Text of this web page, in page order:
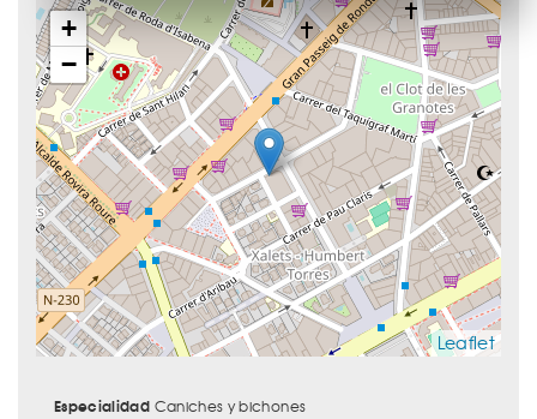
+
−
Leaflet
Especialidad Caniches y bichones